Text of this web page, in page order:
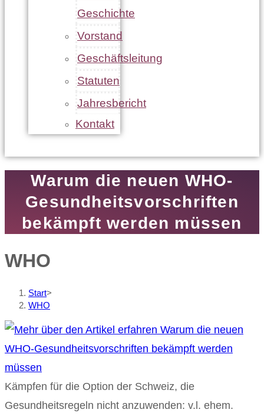
Geschichte
Vorstand
Geschäftsleitung
Statuten
Jahresbericht
Kontakt
Warum die neuen WHO-
Gesundheitsvorschriften
bekämpft werden müssen
WHO
Start>
WHO
Kämpfen für die Option der Schweiz, die
Gesundheitsregeln nicht anzuwenden: v.l. ehem.